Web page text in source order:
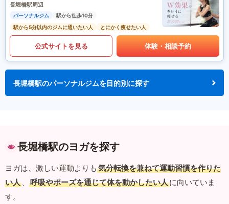
長堀橋駅周辺
パーソナルジム
駅から徒歩10分
駅から5分以内のジムに通いたい人
とにかく痩せたい人
公式サイトを見る 体験・相談予約
長堀橋駅のパーソナルジムを目的別に探す
長堀橋駅のヨガを探す
ヨガは、激しい運動よりも 気分転換を兼ねて運動習慣を作りた
い人 、 呼吸やポーズを通じて体を動かしたい人に向いていま
す。